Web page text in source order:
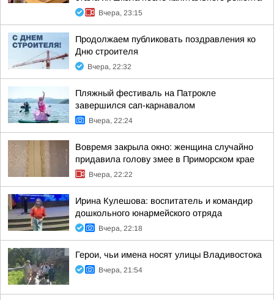
Вчера, 23:15
Продолжаем публиковать поздравления ко
Дню строителя
Вчера, 22:32
Пляжный фестиваль на Патрокле
завершился сап-карнавалом
Вчера, 22:24
Вовремя закрыла окно: женщина случайно
придавила голову змее в Приморском крае
Вчера, 22:22
Ирина Кулешова: воспитатель и командир
дошкольного юнармейского отряда
Вчера, 22:18
Герои, чьи имена носят улицы Владивостока
Вчера, 21:54